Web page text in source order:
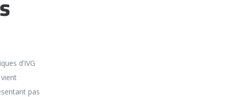
d’IVG
pas